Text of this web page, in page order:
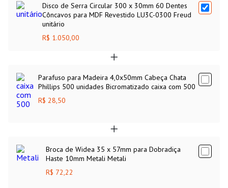
ferramenta indispensável para elevar o padrão de qualidade dos
seus móveis planejados. Com diâmetro externo de 300mm e furo
30mm para o eixo, este disco é compatível com a maioria das serras
esquadrejadeiras disponíveis no mercado.
Disco de Serra Circular 300 x 30mm 60 Dentes
Côncavos para MDF Revestido LU3C-0300 Freud
unitário
R$ 1.050,00
Parafuso para Madeira 4,0x50mm Cabeça Chata
Phillips 500 unidades Bicromatizado caixa com 500
R$ 28,50
Broca de Widea 35 x 57mm para Dobradiça
Haste 10mm Metali Metali
R$ 72,22